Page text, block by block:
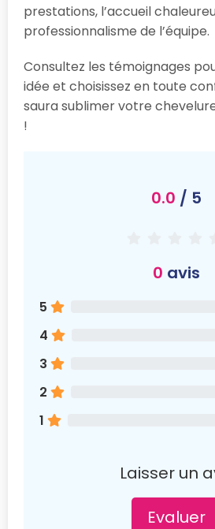
prestations, l’accueil
professionnalisme de l’équipe.
Consultez les témoignages
idée et choisissez en toute
saura sublimer votre
!
0.0 / 5
0 avis
5
4
3
2
1
Laisser un
Evaluer